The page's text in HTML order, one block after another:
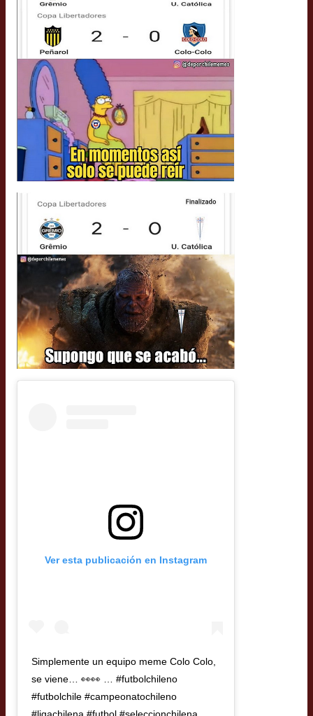
Ver esta publicación en Instagram
Simplemente un equipo meme Colo Colo,
se viene… 👀👀 … #futbolchileno
#futbolchile #campeonatochileno